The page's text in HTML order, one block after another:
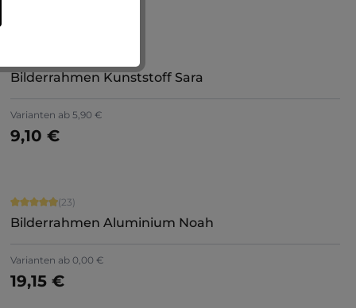
Bilderrahmen Kunststoff Sara
Varianten ab 5,90 €
9,10 €
Jetzt konfigurieren
Durchschnittliche Bewertung von 4.91 von 5 Sternen
(23)
Bilderrahmen Aluminium Noah
Varianten ab 0,00 €
19,15 €
Jetzt konfigurieren